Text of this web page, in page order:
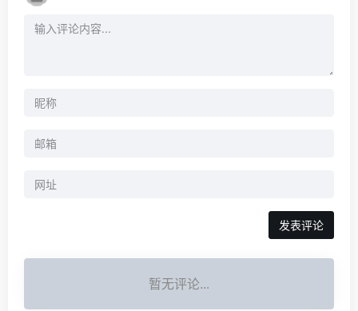
暂无评论...